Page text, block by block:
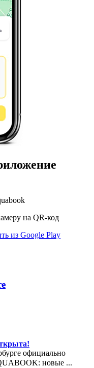
на QR-код
официально
новые ...